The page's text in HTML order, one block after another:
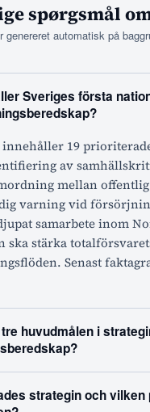
spørgsmål
genereret automatisk på
Sveriges första
innehåller 19
av
mellan
varning vid
samarbete inom
ska stärka
Senast
huvudmålen i
strategin och vilken